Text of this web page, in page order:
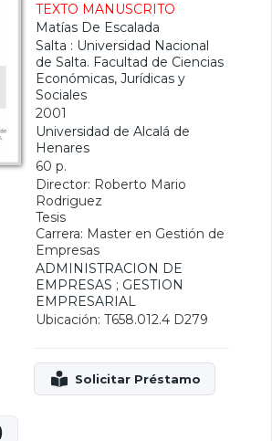
TEXTO MANUSCRITO
Matías De Escalada
Salta : Universidad Nacional
de Salta. Facultad de Ciencias
Económicas, Jurídicas y
Sociales
2001
Universidad de Alcalá de
Henares
60 p.
Director: Roberto Mario
Rodriguez
Tesis
Carrera: Master en Gestión de
Empresas
ADMINISTRACION DE
EMPRESAS ; GESTION
EMPRESARIAL
Ubicación: T658.012.4 D279